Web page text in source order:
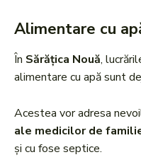
Alimentare cu
În Sărățica Nouă,
alimentare cu apă sunt
Acestea vor adresa
ale medicilor de
și cu fose septice.